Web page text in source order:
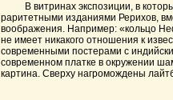
В витринах экспозиции, в
раритетными изданиями Рерихов,
воображения. Например: «кольцо
не имеет никакого отношения к
современными постерами с
современном платке в окружении
картина. Сверху нагромождены